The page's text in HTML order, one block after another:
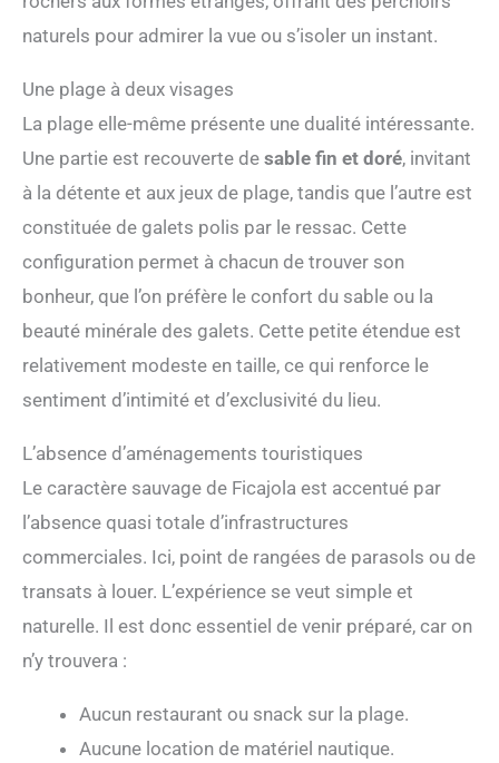
naturels pour admirer la vue ou s’isoler un instant.
Une plage à deux visages
La plage elle-même présente une dualité intéressante.
Une partie est recouverte de sable fin et doré, invitant
à la détente et aux jeux de plage, tandis que l’autre est
constituée de galets polis par le ressac. Cette
configuration permet à chacun de trouver son
bonheur, que l’on préfère le confort du sable ou la
beauté minérale des galets. Cette petite étendue est
relativement modeste en taille, ce qui renforce le
sentiment d’intimité et d’exclusivité du lieu.
L’absence d’aménagements touristiques
Le caractère sauvage de Ficajola est accentué par
l’absence quasi totale d’infrastructures
commerciales. Ici, point de rangées de parasols ou de
transats à louer. L’expérience se veut simple et
naturelle. Il est donc essentiel de venir préparé, car on
n’y trouvera :
Aucun restaurant ou snack sur la plage.
Aucune location de matériel nautique.